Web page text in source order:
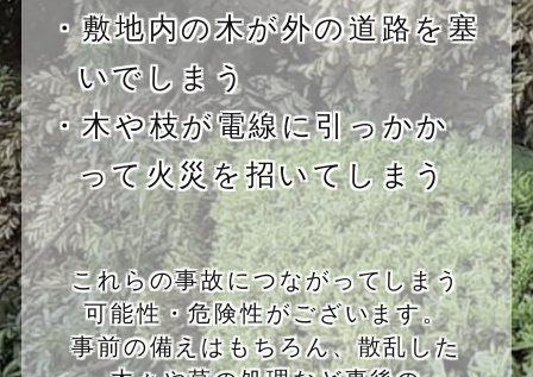
・敷地内の木が外の道路を塞
いでしまう
・木や枝が電線に引っかか
って火災を招いてしまう
これらの事故につながってしまう
可能性・危険性がございます。
事前の備えはもちろん、散乱した